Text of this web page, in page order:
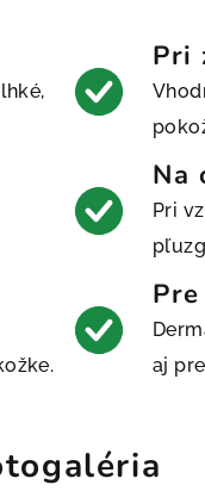
Pri
Na
Pri
aj